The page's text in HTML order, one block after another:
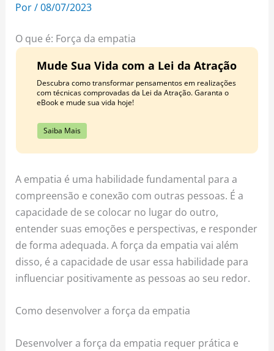
k
m t
Por/08/07/2023
O que é: Força da empatia
Mude Sua Vida com a Lei da Atração
Descubra como transformar pensamentos em realizações
com técnicas comprovadas da Lei da Atração. Garanta o
eBook e mude sua vida hoje!
Saiba Mais
A empatia é uma habilidade fundamental para a
compreensão e conexão com outras pessoas. É a
capacidade de se colocar no lugar do outro,
entender suas emoções e perspectivas, e responder
de forma adequada. A força da empatia vai além
disso, é a capacidade de usar essa habilidade para
influenciar positivamente as pessoas ao seu redor.
Como desenvolver a força da empatia
Desenvolver a força da empatia requer prática e